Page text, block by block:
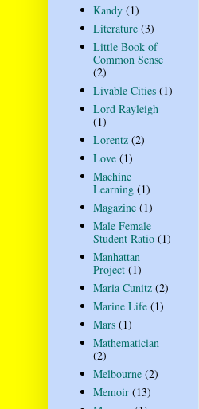
Kandy (1)
Literature (3)
Little Book of
Common Sense
(2)
Livable Cities (1)
Lord Rayleigh
(1)
Lorentz (2)
Love (1)
Machine
Learning (1)
Magazine (1)
Male Female
Student Ratio (1)
Manhattan
Project (1)
Maria Cunitz (2)
Marine Life (1)
Mars (1)
Mathematician
(2)
Melbourne (2)
Memoir (13)